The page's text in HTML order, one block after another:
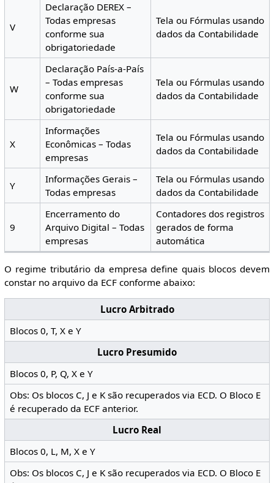
V
Declaração DEREX –
Todas empresas
conforme sua
obrigatoriedade
Tela ou Fórmulas usando
dados da Contabilidade
W
Declaração País-a-País
– Todas empresas
conforme sua
obrigatoriedade
Tela ou Fórmulas usando
dados da Contabilidade
X
Informações
Econômicas – Todas
empresas
Tela ou Fórmulas usando
dados da Contabilidade
Y
Informações Gerais –
Todas empresas
Tela ou Fórmulas usando
dados da Contabilidade
9
Encerramento do
Arquivo Digital – Todas
empresas
Contadores dos registros
gerados de forma
automática
O regime tributário da empresa define quais blocos devem
constar no arquivo da ECF conforme abaixo:
Lucro Arbitrado
Blocos 0, T, X e Y
Lucro Presumido
Blocos 0, P, Q, X e Y
Obs: Os blocos C, J e K são recuperados via ECD. O Bloco E
é recuperado da ECF anterior.
Lucro Real
Blocos 0, L, M, X e Y
Obs: Os blocos C, J e K são recuperados via ECD. O Bloco E